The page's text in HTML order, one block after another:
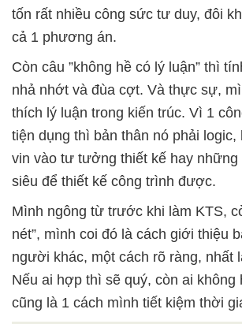
tốn rất nhiều công sức tư duy, đôi
cả 1 phương án.
Còn câu ”không hề có lý luận” thì
nhả nhớt và đùa cợt. Và thực sự,
thích lý luận trong kiến trúc. Vì 1
tiện dụng thì bản thân nó phải logic,
vin vào tư tưởng thiết kế hay những
siêu để thiết kế công trình được.
Mình ngông từ trước khi làm KTS,
nét”, mình coi đó là cách giới thiệu
người khác, một cách rõ ràng, nhất
Nếu ai hợp thì sẽ quý, còn ai
cũng là 1 cách mình tiết kiệm thời